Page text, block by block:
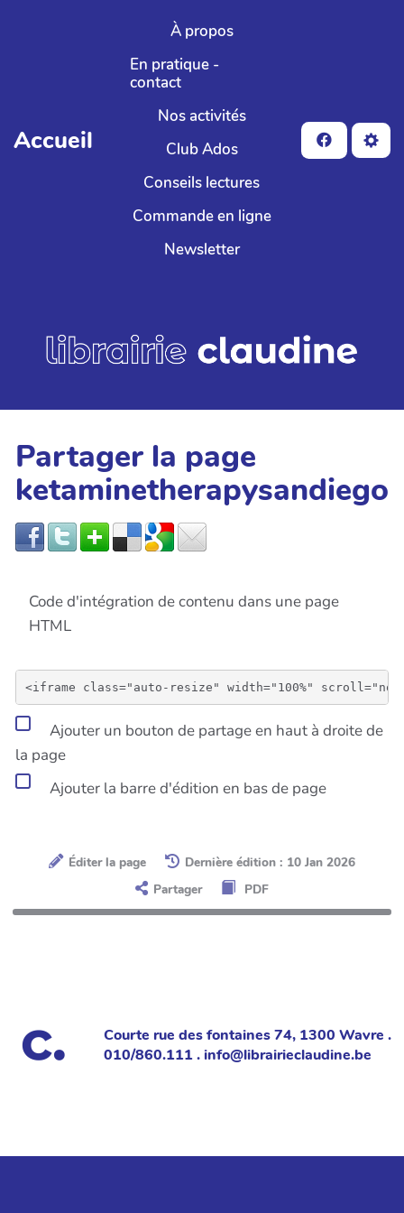
Aller au contenu principal
Accueil
À propos
En pratique -
contact
Nos activités
Club Ados
Conseils lectures
Commande en ligne
Newsletter
Partager la page
ketaminetherapysandiego
Code d'intégration de contenu dans une page
HTML
Ajouter un bouton de partage en haut à droite de
la page
Ajouter la barre d'édition en bas de page
Éditer la page
Dernière édition : 10 Jan 2026
Partager
PDF
Courte rue des fontaines 74, 1300 Wavre .
010/860.111 . info@librairieclaudine.be